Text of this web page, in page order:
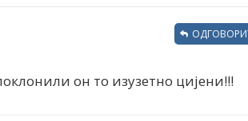
он то изузетно цијени!!!